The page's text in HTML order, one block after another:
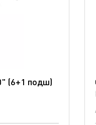
(6+1 подш)